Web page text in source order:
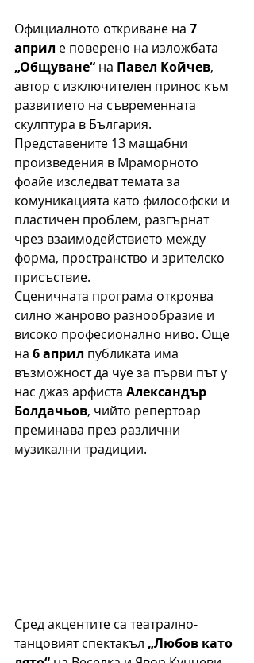
Официалното откриване на 7
април е поверено на изложбата
„Общуване“ на Павел Койчев,
автор с изключителен принос към
развитието на съвременната
скулптура в България.
Представените 13 мащабни
произведения в Мраморното
фоайе изследват темата за
комуникацията като философски и
пластичен проблем, разгърнат
чрез взаимодействието между
форма, пространство и зрителско
присъствие.
Сценичната програма откроява
силно жанрово разнообразие и
високо професионално ниво. Още
на 6 април публиката има
възможност да чуе за първи път у
нас джаз арфиста Александър
Болдачьов, чийто репертоар
преминава през различни
музикални традиции.
Сред акцентите са театрално-
танцовият спектакъл „Любов като